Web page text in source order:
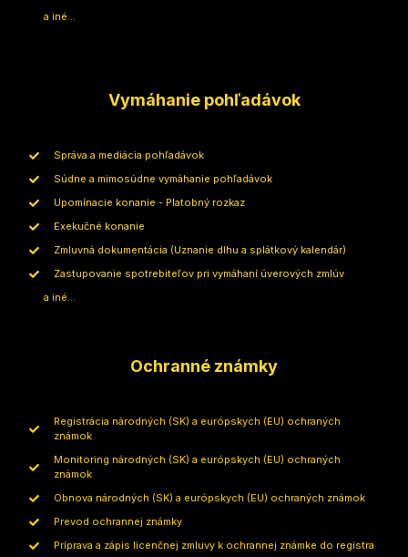
a iné...
Vymáhanie pohľadávok
Správa a mediácia pohľadávok
Súdne a mimosúdne vymáhanie pohľadávok
Upomínacie konanie - Platobný rozkaz
Exekučné konanie
Zmluvná dokumentácia (Uznanie dlhu a splátkový kalendár)
Zastupovanie spotrebiteľov pri vymáhaní úverových zmlúv
a iné...
Ochranné známky
Registrácia národných (SK) a európskych (EU) ochraných
známok
Monitoring národných (SK) a európskych (EU) ochraných
známok
Obnova národných (SK) a európskych (EU) ochraných známok
Prevod ochrannej známky
Príprava a zápis licenčnej zmluvy k ochrannej známke do registra